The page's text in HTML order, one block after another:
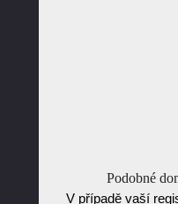
Podobné
V případě vaší